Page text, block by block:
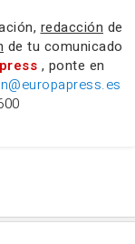
redacción de
de tu comunicado
press , ponte en